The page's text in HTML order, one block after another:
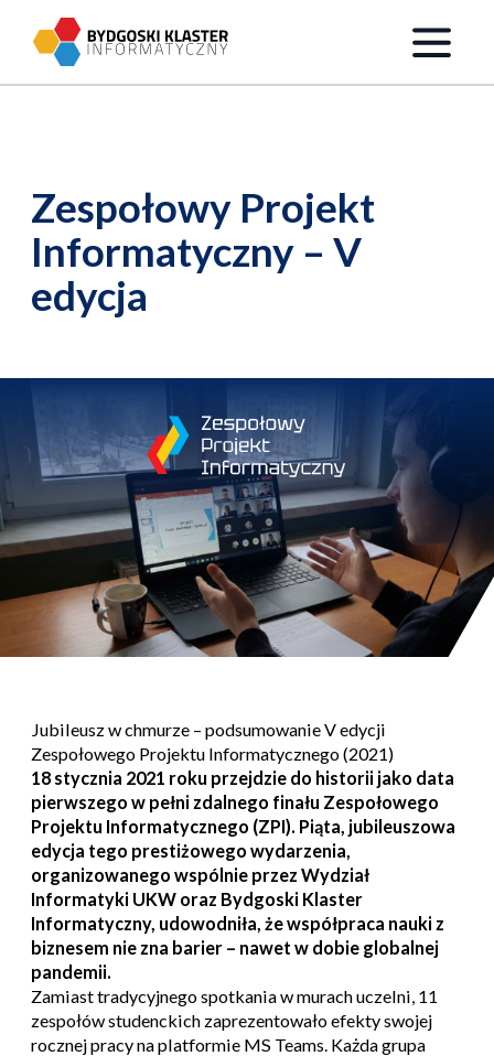
Zespołowy Projekt
Informatyczny – V
edycja
Jubileusz w chmurze – podsumowanie V edycji
Zespołowego Projektu Informatycznego (2021)
18 stycznia 2021 roku przejdzie do historii jako data
pierwszego w pełni zdalnego finału Zespołowego
Projektu Informatycznego (ZPI). Piąta, jubileuszowa
edycja tego prestiżowego wydarzenia,
organizowanego wspólnie przez Wydział
Informatyki UKW oraz Bydgoski Klaster
Informatyczny, udowodniła, że współpraca nauki z
biznesem nie zna barier – nawet w dobie globalnej
pandemii.
Zamiast tradycyjnego spotkania w murach uczelni, 11
zespołów studenckich zaprezentowało efekty swojej
rocznej pracy na platformie MS Teams. Każda grupa